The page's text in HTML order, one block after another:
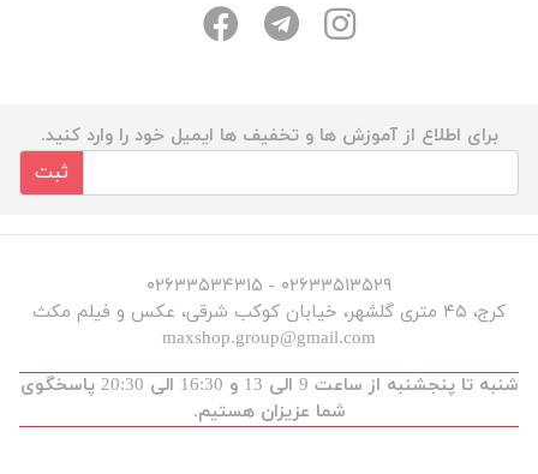
برای اطلاع از آموزش ها و تخفیف ها ایمیل خود را وارد کنید.
ثبت
۰۲۶۳۳۵۱۳۵۲۹ - ۰۲۶۳۳۵۳۴۳۱۵
کرج، ۴۵ متری گلشهر، خیابان کوکب شرقی، عکس و فیلم مکث
maxshop.group@gmail.com
شنبه تا پنجشنبه از ساعت 9 الی 13 و 16:30 الی 20:30 پاسخگوی
شما عزیزان هستیم.